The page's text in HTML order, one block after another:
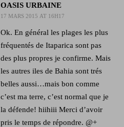
OASIS URBAINE
17 MARS 2015 AT 16H17
Ok. En général les plages les plus
fréquentés de Itaparica sont pas
des plus propres je confirme. Mais
les autres iles de Bahia sont trés
belles aussi…mais bon comme
c’est ma terre, c’est normal que je
la défende! hiihiii Merci d’avoir
pris le temps de répondre. @+